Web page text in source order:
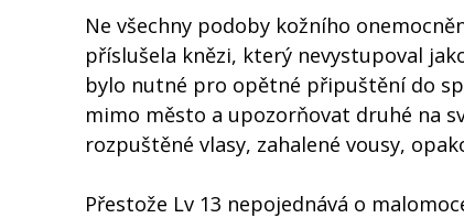
Ne všechny podoby kožního
příslušela knězi, který nevystupoval
bylo nutné pro opětné připuštění do
mimo město a upozorňovat druhé na
rozpuštěné vlasy, zahalené vousy,
Přestože Lv 13 nepojednává o